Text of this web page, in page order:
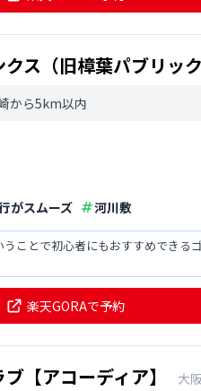
ス（旧樟葉パブリッ
から5km以内
がスムーズ 河川敷
ことで初心者にもおすすめできる
楽天GORAで予約
【アコーディア】
大